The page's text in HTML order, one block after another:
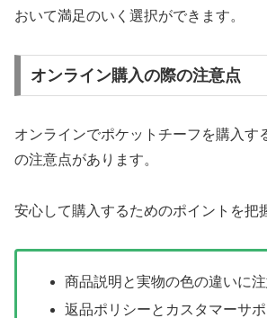
おいて満足のいく選択ができます。
オンライン購入の際の注意点
オンラインでポケットチーフを購入す
の注意点があります。
安心して購入するためのポイントを把
商品説明と実物の色の違いに
返品ポリシーとカスタマーサポ